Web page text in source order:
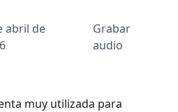
abril de
Grabar
audio
muy utilizada para